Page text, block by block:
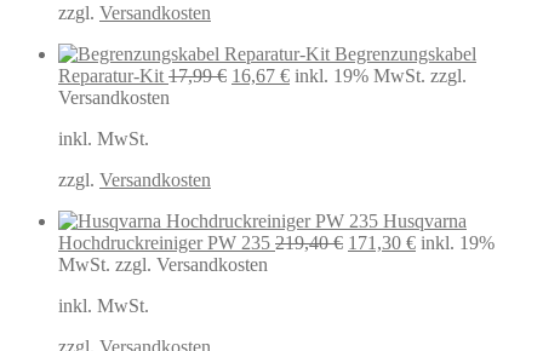
zzgl. Versandkosten
Begrenzungskabel
Reparatur-Kit 17,99€ Ursprünglicher
16,67 €Aktueller
inkl. 19% MwSt. zzgl.
Versandkosten
inkl. MwSt.
zzgl. Versandkosten
Husqvarna
Hochdruckreiniger PW 235 219,40€ Ursprünglicher
171,30 €Aktueller
inkl. 19%
MwSt. zzgl. Versandkosten
inkl. MwSt.
zzgl. Versandkosten